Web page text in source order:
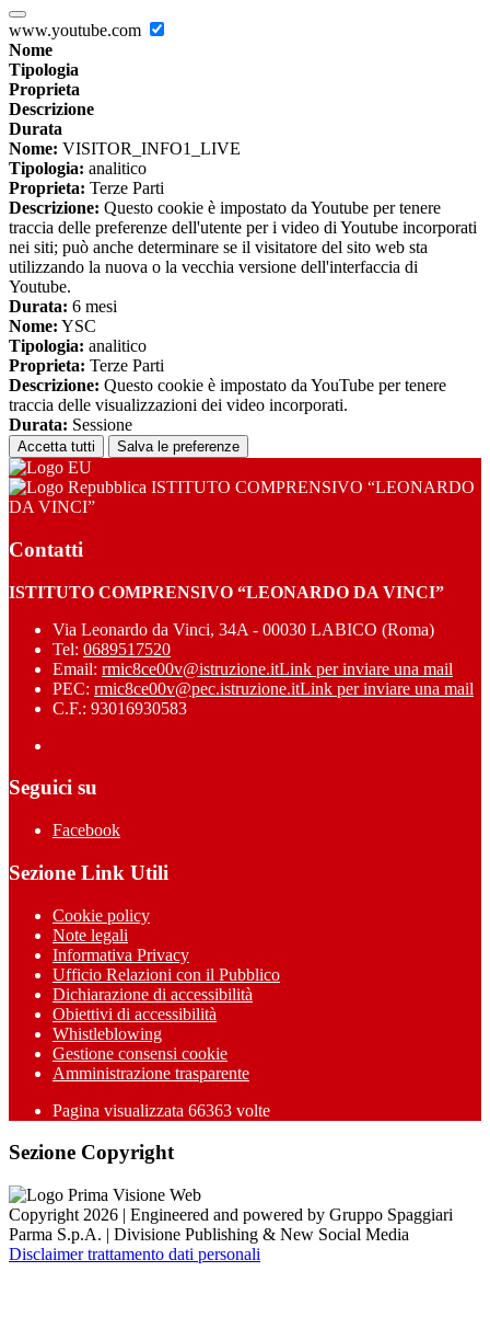
www.youtube.com
Nome
Tipologia
Proprieta
Descrizione
Durata
Nome: VISITOR_INFO1_LIVE
Tipologia: analitico
Proprieta: Terze Parti
Descrizione: Questo cookie è impostato da Youtube per tenere
traccia delle preferenze dell'utente per i video di Youtube incorporati
nei siti; può anche determinare se il visitatore del sito web sta
utilizzando la nuova o la vecchia versione dell'interfaccia di
Youtube.
Durata: 6 mesi
Nome: YSC
Tipologia: analitico
Proprieta: Terze Parti
Descrizione: Questo cookie è impostato da YouTube per tenere
traccia delle visualizzazioni dei video incorporati.
Durata: Sessione
Accetta tutti Salva le preferenze
ISTITUTO COMPRENSIVO “LEONARDO
DA VINCI”
Contatti
ISTITUTO COMPRENSIVO “LEONARDO DA VINCI”
Via Leonardo da Vinci, 34A - 00030 LABICO (Roma)
Tel: 0689517520
Email: rmic8ce00v@istruzione.itLink per inviare una mail
PEC: rmic8ce00v@pec.istruzione.itLink per inviare una mail
C.F.: 93016930583
Seguici su
Facebook
Sezione Link Utili
Cookie policy
Note legali
Informativa Privacy
Ufficio Relazioni con il Pubblico
Dichiarazione di accessibilità
Obiettivi di accessibilità
Whistleblowing
Gestione consensi cookie
Amministrazione trasparente
Pagina visualizzata 66363 volte
Sezione Copyright
Copyright 2026 | Engineered and powered by Gruppo Spaggiari
Parma S.p.A. | Divisione Publishing & New Social Media
Disclaimer trattamento dati personali